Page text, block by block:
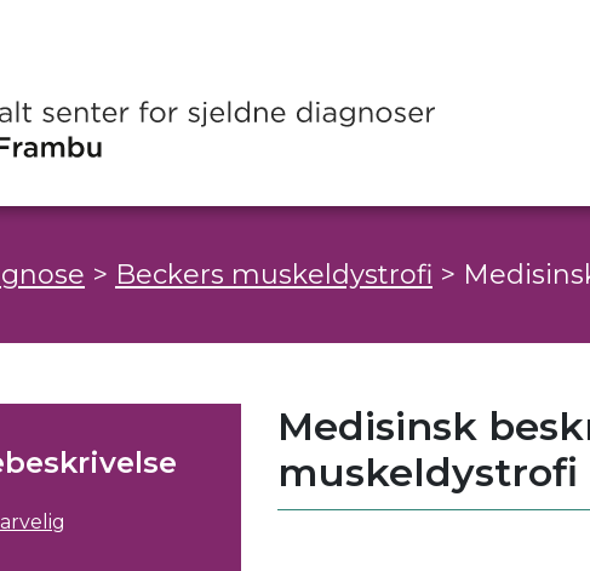
> Beckers muskeldystrofi >
Medisinsk
muskeldystrofi